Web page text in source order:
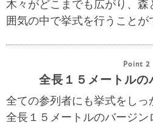
木々がどこまでも広がり、
囲気の中で挙式を行うことが
Point 2
全長１５メートルの
全ての参列者にも挙式をしっ
全長１５メートルのバージン